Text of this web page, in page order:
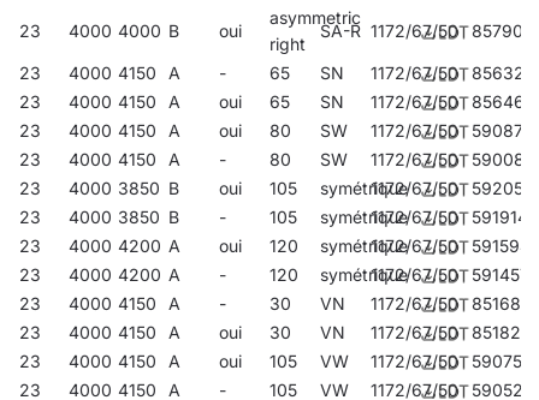
23 4000 4000 B oui
asymmetric
right
SA-R 1172/67/50 857904
23 4000 4150 A - 65 SN 1172/67/50
856327
23
4000 4150 A oui 65 SN 1172/67/50
856464
23
4000 4150 A oui 80 SW 1172/67/50
590870
23
4000 4150 A - 80 SW 1172/67/50
590085
23
4000 3850 B oui 105 symétrique1172/67/50
592058
23
4000 3850 B - 105 symétrique1172/67/50
591914
23
4000 4200 A oui 120 symétrique1172/67/50
591594
23
4000 4200 A - 120 symétrique1172/67/50
591457
23
4000 4150 A - 30 VN 1172/67/50
851681
23
4000 4150 A oui 30 VN 1172/67/50
851827
23
4000 4150 A oui 105 VW 1172/67/50
590757
23
4000 4150 A - 105 VW 1172/67/50 590528